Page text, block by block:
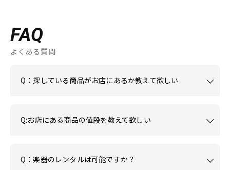
FAQ
よくある質問
Q：探している商品がお店にあるか教えて欲しい
Q:お店にある商品の値段を教えて欲しい
Q：楽器のレンタルは可能ですか？